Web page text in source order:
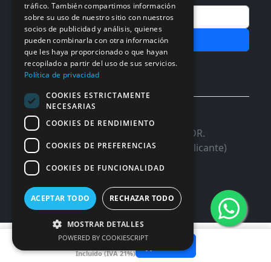
12,37 €
Incluido (IVA 21%)
Email
Subscribir
Aceptar Politica dePrivacidad
© 2026 InforSystem Programacion y
Aplicaciones, S.L. CIF: B54337985 | C/DR.
Marañon, 17 Local 5 | 03680 - ASPE (Alicante)
tráfico. También compartimos información
sobre su uso de nuestro sitio con nuestros
socios de publicidad y análisis, quienes
pueden combinarla con otra información
que les haya proporcionado o que hayan
recopilado a partir del uso de sus servicios.
Política de privacidad
COOKIES ESTRICTAMENTE
NECESARIAS
COOKIES DE RENDIMIENTO
COOKIES DE PREFERENCIAS
COOKIES DE FUNCIONALIDAD
ACEPTAR TODO RECHAZAR TODO
MOSTRAR DETALLES
POWERED BY COOKIESCRIPT